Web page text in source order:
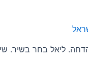
ליאל בחר בשיר.